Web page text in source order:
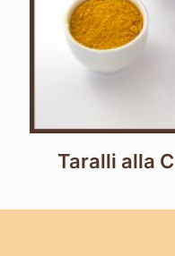
Taralli alla